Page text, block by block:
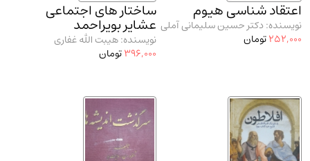
اعتقاد شناسی هیوم
نویسنده: دکتر حسین سلیمانی آملی
252,000تومان
ساختار های اجتماعی
عشایر بویراحمد
نویسنده: هیبت الله غفاری
396,000تومان